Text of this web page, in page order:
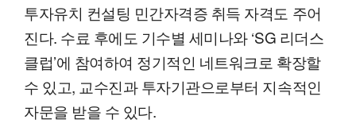
투자유치 컨설팅 민간자격증 취득 자격도 주어
진다. 수료 후에도 기수별 세미나와 ‘SG 리더스
클럽’에 참여하여 정기적인 네트워크로 확장할
수 있고, 교수진과 투자기관으로부터 지속적인
자문을 받을 수 있다.